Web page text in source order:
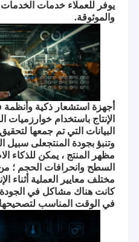
يوفر للعملاء خدمات الخدمات
والموثوقة.
أجهزة استشعار ذكية
الإنتاج باستخدام خوارزميات
البيانات التي تم جمعها
وتنبؤ بجودة المنتجعلى
مظهر المنتج ، يمكن للذكاء
السطح وانحرافات الحجم ؛
مختلف معايير العملية أثناء
كانت هناك مشاكل في الجودة
في الوقت المناسب